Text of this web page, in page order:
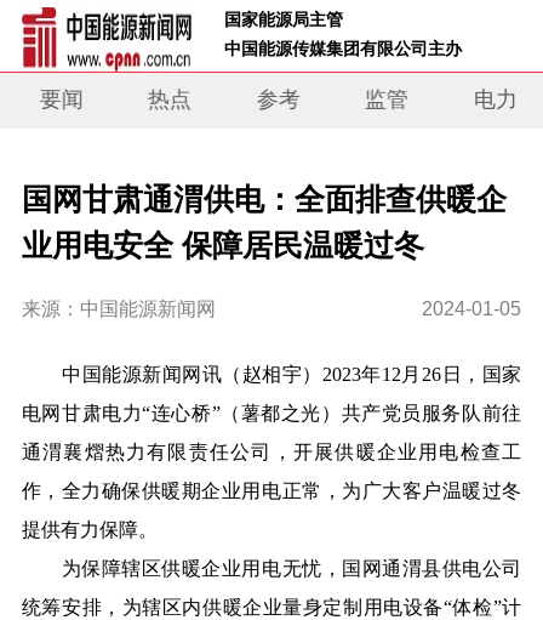
国家能源局主管
中国能源传媒集团有限公司主办
要闻 热点 参考 监管 电力
国网甘肃通渭供电：全面排查供暖企
业用电安全 保障居民温暖过冬
来源：中国能源新闻网 2024-01-05
中国能源新闻网讯 （赵相宇） 2023年12月26日，国家
电网甘肃电力“连心桥”（薯都之光）共产党员服务队前往
通渭襄熠热力有限责任公司，开展供暖企业用电检查工
作，全力确保供暖期企业用电正常，为广大客户温暖过冬
提供有力保障。
为保障辖区供暖企业用电无忧，国网通渭县供电公司
统筹安排，为辖区内供暖企业量身定制用电设备“体检”计